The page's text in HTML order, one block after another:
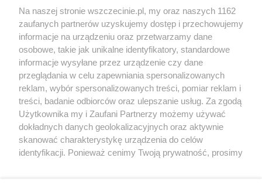
Wernisaże
Więcej
Specjalny koncert z okazji
20. urodzin portalu
wSzczecinie.pl
Regulamin konkursów
śniadaniówka "Hej
Szczecin! Jest piątek!"
Partnerzy
Praca Szczecin
Na naszej stronie wszczecinie.pl, my oraz naszych 1162
zaufanych partnerów uzyskujemy dostęp i przechowujemy
informacje na urządzeniu oraz przetwarzamy dane
osobowe, takie jak unikalne identyfikatory, standardowe
informacje wysyłane przez urządzenie czy dane
przeglądania w celu zapewniania spersonalizowanych
reklam, wybór spersonalizowanych treści, pomiar reklam i
treści, badanie odbiorców oraz ulepszanie usług. Za zgodą
Użytkownika my i Zaufani Partnerzy możemy używać
dokładnych danych geolokalizacyjnych oraz aktywnie
skanować charakterystykę urządzenia do celów
identyfikacji. Ponieważ cenimy Twoją prywatność, prosimy